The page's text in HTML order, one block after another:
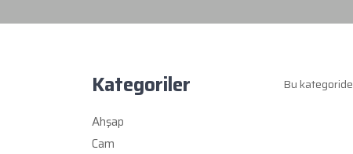
Kategoriler
Ahşap
Cam
Bu kategoride